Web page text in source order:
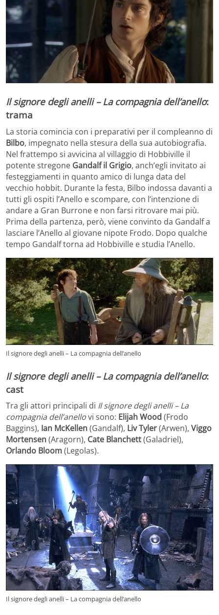
Il signore degli anelli – La compagnia dell’anello:
trama
La storia comincia con i preparativi per il compleanno di
Bilbo, impegnato nella stesura della sua autobiografia.
Nel frattempo si avvicina al villaggio di Hobbiville il
potente stregone Gandalf il Grigio, anch’egli invitato ai
festeggiamenti in quanto amico di lunga data del
vecchio hobbit. Durante la festa, Bilbo indossa davanti a
tutti gli ospiti l’Anello e scompare, con l’intenzione di
andare a Gran Burrone e non farsi ritrovare mai più.
Prima della partenza, però, viene convinto da Gandalf a
lasciare l’Anello al giovane nipote Frodo. Dopo qualche
tempo Gandalf torna ad Hobbiville e studia l’Anello.
Il signore degli anelli – La compagnia dell’anello
Il signore degli anelli – La compagnia dell’anello:
cast
Tra gli attori principali di Il signore degli anelli – La
compagnia dell’anellovi sono: Elijah Wood (Frodo
Baggins), Ian McKellen(Gandalf), Liv Tyler(Arwen), Viggo
Mortensen(Aragorn), Cate Blanchett(Galadriel),
Orlando Bloom(Legolas).
Il signore degli anelli – La compagnia dell’anello